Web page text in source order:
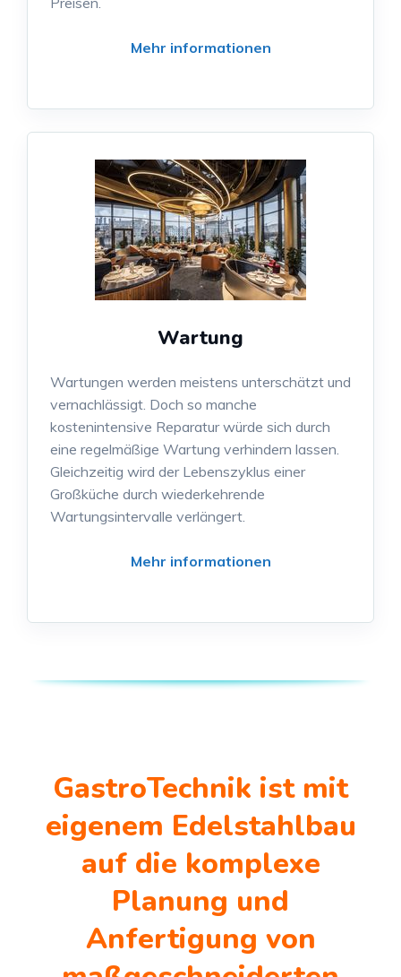
Mehr informationen
Wartung
Wartungen werden meistens unterschätzt und
vernachlässigt. Doch so manche
kostenintensive Reparatur würde sich durch
eine regelmäßige Wartung verhindern lassen.
Gleichzeitig wird der Lebenszyklus einer
Großküche durch wiederkehrende
Wartungsintervalle verlängert.
Mehr informationen
GastroTechnik ist mit
eigenem Edelstahlbau
auf die komplexe
Planung und
Anfertigung von